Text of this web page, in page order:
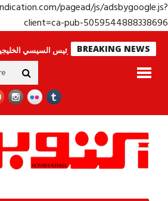
pagead/js/
client=ca-pub-
BREAKING NEWS
جولة الرئيس السيسي الخليجية.. رسائل